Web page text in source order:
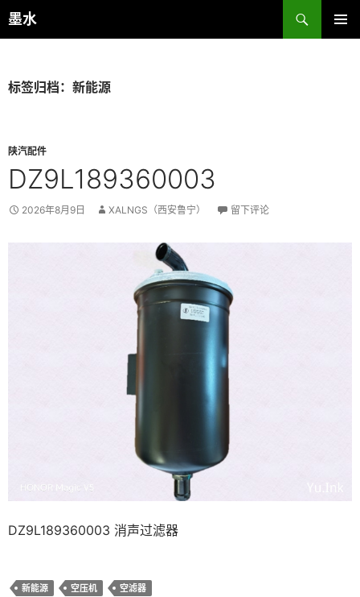
跳
至
墨水
搜
索
标签归档：新能源
陕汽配件
DZ9L189360003
2026年8月9日 XALNGS（西安鲁宁） 留下评论
DZ9L189360003 消声过滤器
新能源 空压机 空滤器